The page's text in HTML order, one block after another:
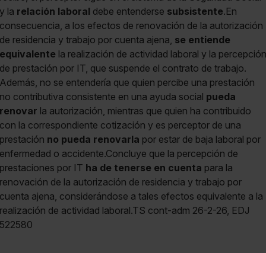
y la relación laboral debe entenderse subsistente.En
consecuencia, a los efectos de renovación de la autorización
de residencia y trabajo por cuenta ajena, se entiende
equivalente la realización de actividad laboral y la percepción
de prestación por IT, que suspende el contrato de trabajo.
Además, no se entendería que quien percibe una prestación
no contributiva consistente en una ayuda social pueda
renovar la autorización, mientras que quien ha contribuido
con la correspondiente cotización y es perceptor de una
prestación no pueda renovarla por estar de baja laboral por
enfermedad o accidente.Concluye que la percepción de
prestaciones por IT ha de tenerse en cuenta para la
renovación de la autorización de residencia y trabajo por
cuenta ajena, considerándose a tales efectos equivalente a la
realización de actividad laboral.TS cont-adm 26-2-26, EDJ
522580